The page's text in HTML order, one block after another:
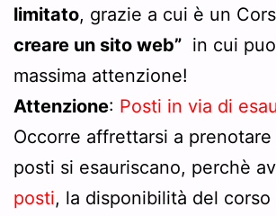
limitato, grazie a cui è un
creare un sito web” in cui
massima attenzione!
Attenzione: Posti in via di
Occorre affrettarsi a
posti si esauriscano, perchè
posti, la disponibilità del corso